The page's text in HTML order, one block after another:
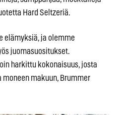
Hard Seltzeriä.
elämyksiä, ja olemme
juomasuositukset.
harkittu kokonaisuus, josta
moneen makuun, Brummer